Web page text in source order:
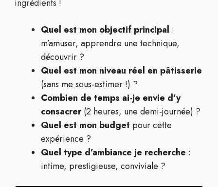
ingrédients !
Quel est mon objectif principal :
m’amuser, apprendre une technique,
découvrir ?
Quel est mon niveau réel en pâtisserie
(sans me sous-estimer !) ?
Combien de temps ai-je envie d’y
consacrer(2 heures, une demi-journée) ?
Quel est mon budget pour cette
expérience ?
Quel type d’ambiance je recherche :
intime, prestigieuse, conviviale ?